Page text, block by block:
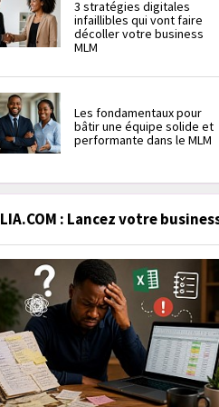
3 stratégies digitales
infaillibles qui vont faire
décoller votre business
MLM
Les fondamentaux pour
bâtir une équipe solide et
performante dans le MLM
: Lancez votre